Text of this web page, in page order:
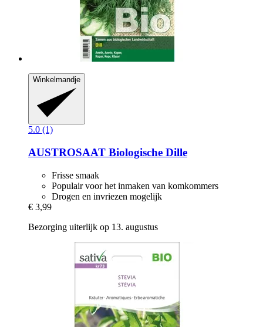
Winkelmandje
5.0 (1)
AUSTROSAAT Biologische Dille
Frisse smaak
Populair voor het inmaken van komkommers
Drogen en invriezen mogelijk
€ 3,99
Bezorging uiterlijk op 13. augustus